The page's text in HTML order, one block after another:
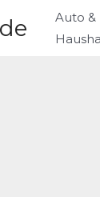
Auto &